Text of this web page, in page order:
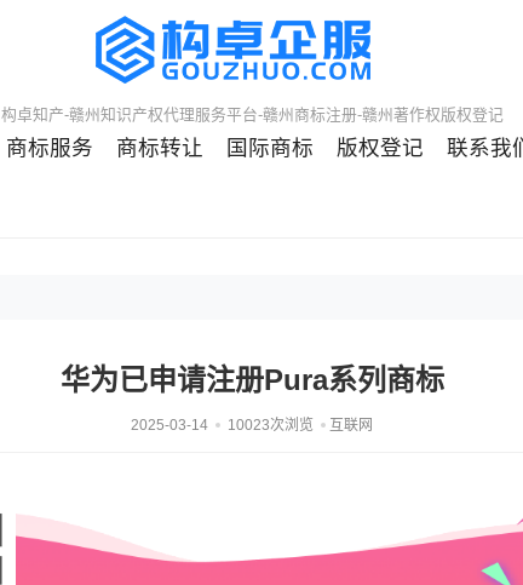
构卓知产-赣州知识产权代理服务平台-赣州商标注册-赣州著作权版权登记
商标服务 商标转让 国际商标 版权登记 联系我
华为已申请注册Pura系列商标
2025-03-14 10023次浏览 互联网